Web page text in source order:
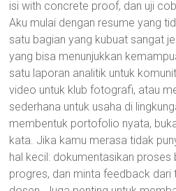
isi with concrete proof, dan uji
Aku mulai dengan resume yang
satu bagian yang kubuat sangat
yang bisa menunjukkan
satu laporan analitik untuk
video untuk klub fotografi, atau
sederhana untuk usaha di
membentuk portofolio nyata,
kata. Jika kamu merasa tidak
hal kecil: dokumentasikan proses
progres, dan minta feedback dari